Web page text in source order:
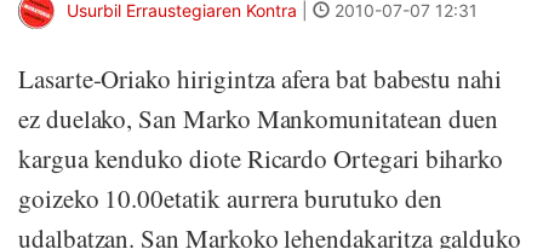
Usurbil Erraustegiaren Kontra 2010-07-07 12:31
Lasarte-Oriako hirigintza afera bat babestu nahi
ez duelako, San Marko Mankomunitatean duen
kargua kenduko diote Ricardo Ortegari biharko
goizeko 10.00etatik aurrera burutuko den
udalbatzan. San Markoko lehendakaritza galduko